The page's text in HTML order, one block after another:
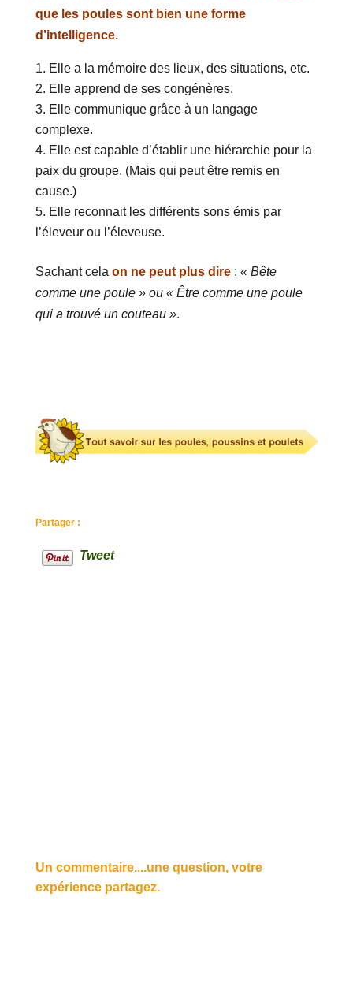
que les poules sont bien une forme
d’intelligence.
Elle a la mémoire des lieux, des situations, etc.
Elle apprend de ses congénères.
Elle communique grâce à un langage
complexe.
Elle est capable d’établir une hiérarchie pour la
paix du groupe. (Mais qui peut être remis en
cause.)
Elle reconnait les différents sons émis par
l’éleveur ou l’éleveuse.
Sachant cela on ne peut plus dire : « Bête
comme une poule » ou « Être comme une poule
qui a trouvé un couteau ».
Partager :
Tweet
Un commentaire....une question, votre
expérience partagez.